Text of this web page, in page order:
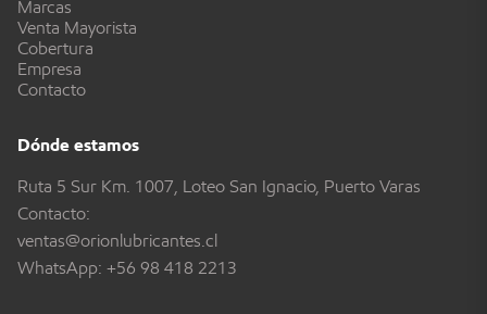
Marcas
Venta Mayorista
Cobertura
Empresa
Contacto
Dónde estamos
Ruta 5 Sur Km. 1007, Loteo San Ignacio, Puerto Varas
Contacto:
ventas@orionlubricantes.cl
WhatsApp: +56 98 418 2213